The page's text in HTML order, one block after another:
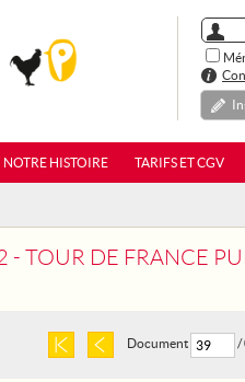
NOTRE HISTOIRE TARIFS ET CGV
TOUR DE FRANCE
Document /